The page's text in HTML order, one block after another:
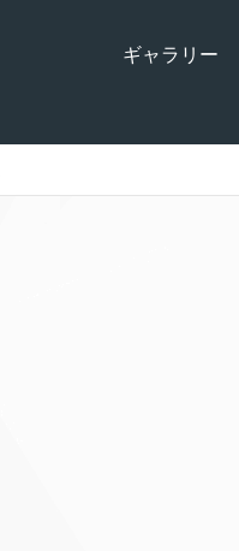
ギャラリー